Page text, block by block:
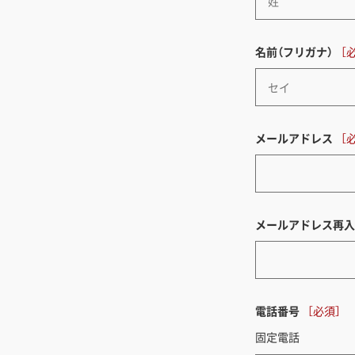
名前（フリガナ）
メールアドレス
メールアドレス再
電話番号
固定電話